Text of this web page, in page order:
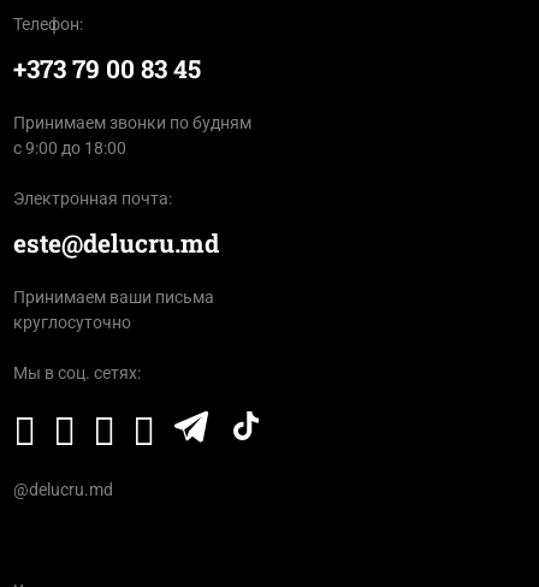
Телефон:
+373 79 00 83 45
Принимаем звонки по будням
с 9:00 до 18:00
Электронная почта:
este@delucru.md
Принимаем ваши письма
круглосуточно
Мы в соц. сетях:
@delucru.md